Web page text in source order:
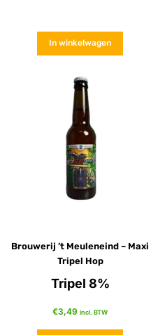
In winkelwagen
Brouwerij ’t Meuleneind – Maxi
Tripel Hop
Tripel 8%
€3,49 incl. BTW